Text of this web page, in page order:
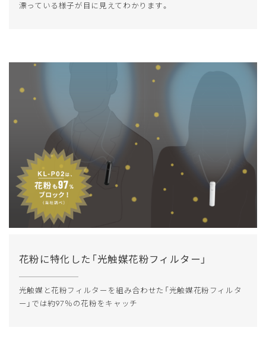
漂っている様子が目に見えてわかります。
花粉に特化した「光触媒花粉フィルター」
光触媒と花粉フィルターを組み合わせた「光触媒花粉フィルタ
ー」では約97％の花粉をキャッチ